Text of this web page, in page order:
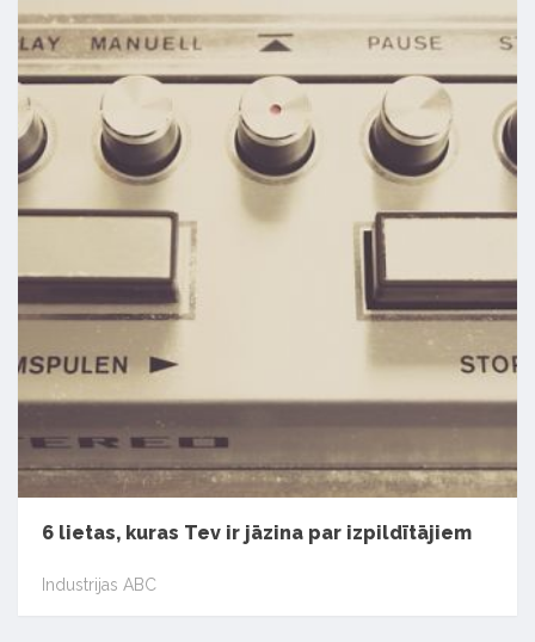
6 lietas, kuras Tev ir jāzina par izpildītājiem
Industrijas ABC